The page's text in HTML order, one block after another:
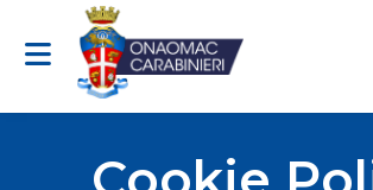
Vai al contenuto